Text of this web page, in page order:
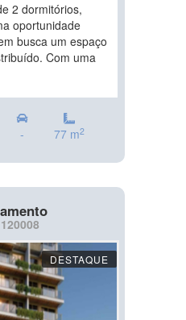
2 dormitórios,
oportunidade
busca um espaço
Com uma
- 77 m2
DESTAQUE